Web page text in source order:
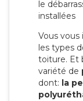
le
installées
Vous
les types
toiture. Et
variété de
dont: la